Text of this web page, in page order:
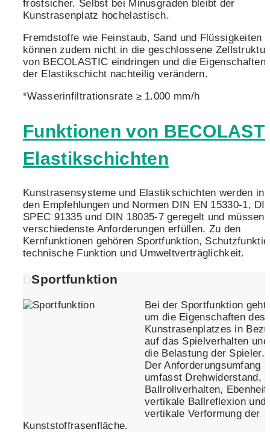
frostsicher. Selbst bei Minusgraden bleibt der
Kunstrasenplatz hochelastisch.
Fremdstoffe wie Feinstaub, Sand und Flüssigkeiten
können zudem nicht in die geschlossene Zellstruktur
von BECOLASTIC eindringen und die Eigenschaften
der Elastikschicht nachteilig verändern.
*Wasserinfiltrationsrate ≥ 1.000 mm/h
Funktionen von
Elastikschichten
Kunstrasensysteme und Elastikschichten werden in
den Empfehlungen und Normen DIN EN 15330-1,
SPEC 91335 und DIN 18035-7 geregelt und müssen
verschiedenste Anforderungen erfüllen. Zu den
Kernfunktionen gehören Sportfunktion,
technische Funktion und Umweltverträglichkeit.
Sportfunktion
Bei der Sportfunktion geht
um die Eigenschaften des
Kunstrasenplatzes in
auf das Spielverhalten und
die Belastung der Spieler.
Der Anforderungsumfang
umfasst Drehwiderstand,
Ballrollverhalten, Ebenheit,
vertikale Ballreflexion und
vertikale Verformung der
Kunststoffrasenfläche.